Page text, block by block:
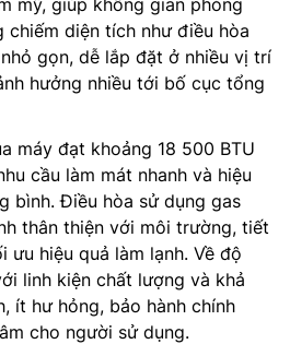
mỹ, giúp không gian phòng
chiếm diện tích như điều hòa
gọn, dễ lắp đặt ở nhiều vị trí
hưởng nhiều tới bố cục tổng
máy đạt khoảng 18 500 BTU
cầu làm mát nhanh và hiệu
bình. Điều hòa sử dụng gas
thân thiện với môi trường, tiết
ưu hiệu quả làm lạnh. Về độ
linh kiện chất lượng và khả
ít hư hỏng, bảo hành chính
cho người sử dụng.